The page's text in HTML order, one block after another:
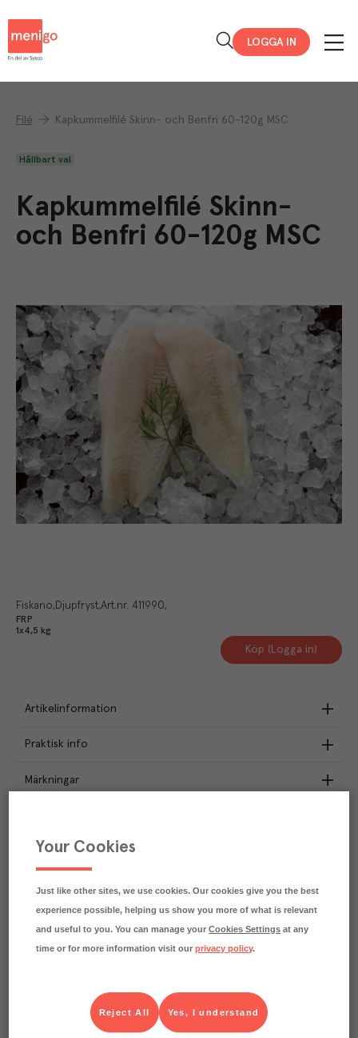
LOGGA IN
Filé Kapkummelfilé Skinn- och Benfri 60-120g MSC
Hållbart val
Kapkummelfilé Skinn-
och Benfri 60-120g MSC
Fiskano Djupfryst Art.nr. 411990
FRP
1x4,5 kg
Köp (Logga in)
Artikelinformation
Praktisk info
Märkningar
CO₂e/kg
Varje kilo av varan påverkar klimatet motsvarande
utsläppen av 13.9 kg koldioxid.
Your Cookies
Just like other sites, we use cookies. Our cookies give you the best
experience possible, helping us show you more of what is relevant
and useful to you. You can manage yourCookies Settings at any
time or for more information visit ourprivacy policy.
Yes, I understand
Reject All